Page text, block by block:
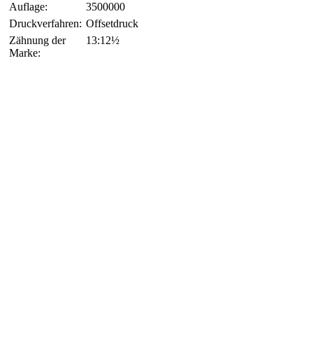
Auflage:
3500000
Druckverfahren: Offsetdruck
Zähnung der
Marke:
13:12½